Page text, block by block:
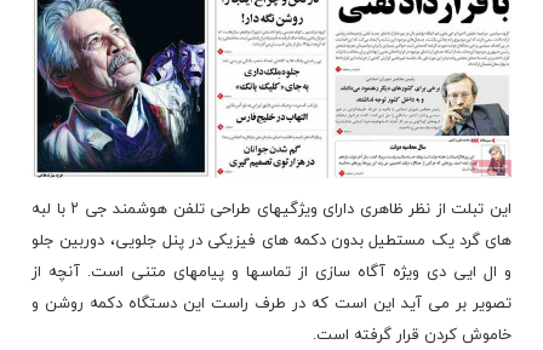
این تبلت از نظر ظاهری دارای ویژگیهای طراحی تلفن هوشمند جی ۲ با لبه
های گرد یک مستطیل بدون دکمه های فیزیکی در پنل جلویی، دوربین جلو
و ال ایی دی ویژه آگاه سازی از تماسها و پیامهای متنی است. آنچه از
تصویر بر می آید این است که در طرف راست این دستگاه دکمه روشن و
خاموش کردن قرار گرفته است.